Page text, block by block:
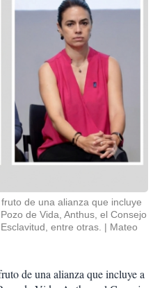
de una alianza que incluye
de Vida, Anthus, el Consejo
entre otras.
Mateo
de una alianza que incluye a